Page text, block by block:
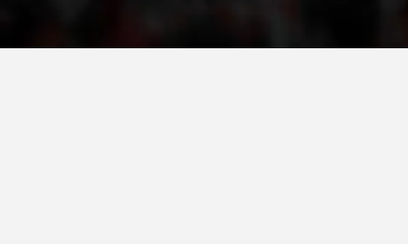
МЕНАЏМЕНТ НА ВОЛОНТЕРИ